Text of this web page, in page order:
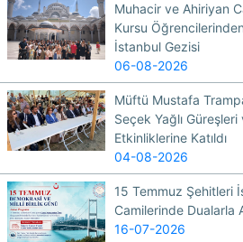
Muhacir ve Ahiriyan
Kursu
İstanbul Gezisi
06-08-2026
Müftü Mustafa
Seçek Yağlı
Etkinliklerine Katıldı
04-08-2026
15 Temmuz Şehitleri
Camilerinde Dualarla
16-07-2026